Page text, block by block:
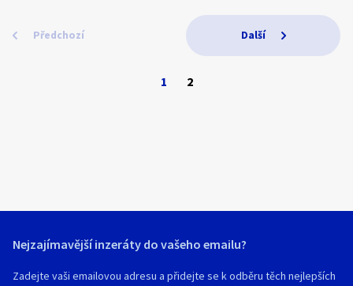
Předchozí
1 2
Další
Nejzajímavější inzeráty do vašeho emailu?
Zadejte vaši emailovou adresu a přidejte se k odběru těch nejlepších